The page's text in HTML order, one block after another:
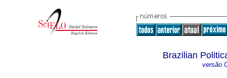
Brazilian
versão